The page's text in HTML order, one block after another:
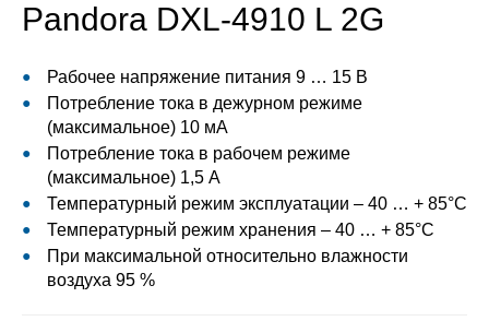
Pandora DXL-4910 L 2G
Рабочее напряжение питания 9 … 15 В
Потребление тока в дежурном режиме
(максимальное) 10 мА
Потребление тока в рабочем режиме
(максимальное) 1,5 А
Температурный режим эксплуатации – 40 … + 85°С
Температурный режим хранения – 40 … + 85°С
При максимальной относительно влажности
воздуха 95 %